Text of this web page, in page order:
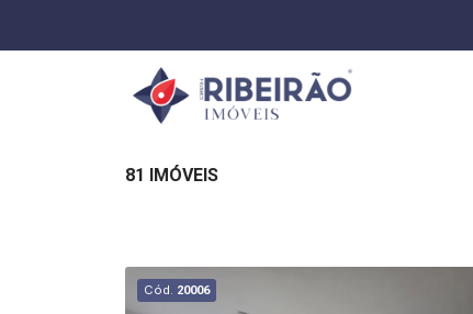
81 IMÓVEIS
Cód. 20006